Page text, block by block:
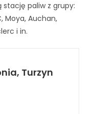
stację paliw z grupy:
Moya, Auchan,
i in.
Turzyn